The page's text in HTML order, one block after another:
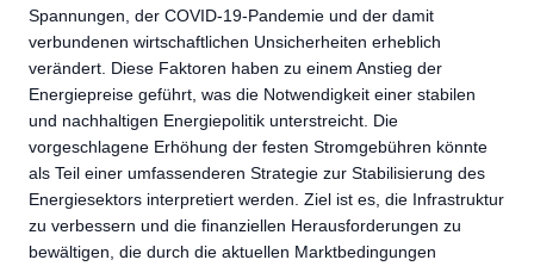
Spannungen, der COVID-19-Pandemie und der damit
verbundenen wirtschaftlichen Unsicherheiten erheblich
verändert. Diese Faktoren haben zu einem Anstieg der
Energiepreise geführt, was die Notwendigkeit einer stabilen
und nachhaltigen Energiepolitik unterstreicht. Die
vorgeschlagene Erhöhung der festen Stromgebühren könnte
als Teil einer umfassenderen Strategie zur Stabilisierung des
Energiesektors interpretiert werden. Ziel ist es, die Infrastruktur
zu verbessern und die finanziellen Herausforderungen zu
bewältigen, die durch die aktuellen Marktbedingungen